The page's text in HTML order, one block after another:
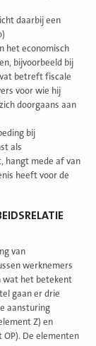
daarbij een
het economisch
bijvoorbeeld bij
betreft fiscale
voor wie hij
doorgaans aan
bij
als
hangt mede af van
heeft voor de
van
werknemers
wat het betekent
gaan er drie
aansturing
Z) en
De elementen